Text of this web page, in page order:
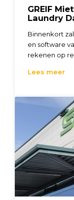
GREIF
Laundry
Binnenkort
en software
rekenen op
Lees meer